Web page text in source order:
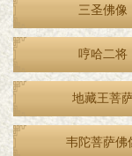
三圣佛像
哼哈二将
地藏王菩
韦陀菩萨佛